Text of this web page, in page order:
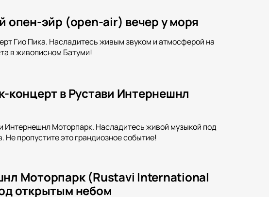
опен-эйр (open-air) вечер у моря
Гио Пика. Насладитесь живым звуком и атмосферой на
в живописном Батуми!
концерт в Рустави Интернешнл
Интернешнл Моторпарк. Насладитесь живой музыкой под
пропустите это грандиозное событие!
Моторпарк (Rustavi International
открытым небом